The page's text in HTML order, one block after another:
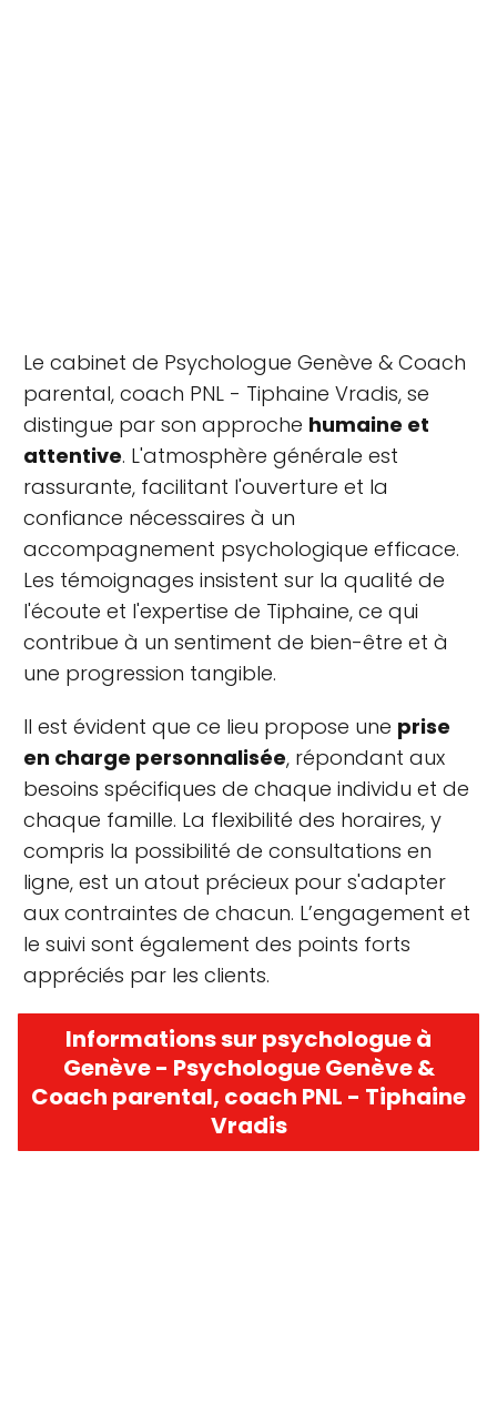
Le cabinet de Psychologue Genève & Coach
parental, coach PNL - Tiphaine Vradis, se
distingue par son approche humaine et
attentive. L'atmosphère générale est
rassurante, facilitant l'ouverture et la
confiance nécessaires à un
accompagnement psychologique efficace.
Les témoignages insistent sur la qualité de
l'écoute et l'expertise de Tiphaine, ce qui
contribue à un sentiment de bien-être et à
une progression tangible.
Il est évident que ce lieu propose une prise
en charge personnalisée, répondant aux
besoins spécifiques de chaque individu et de
chaque famille. La flexibilité des horaires, y
compris la possibilité de consultations en
ligne, est un atout précieux pour s'adapter
aux contraintes de chacun. L’engagement et
le suivi sont également des points forts
appréciés par les clients.
Informations sur psychologue à
Genève - Psychologue Genève &
Coach parental, coach PNL - Tiphaine
Vradis